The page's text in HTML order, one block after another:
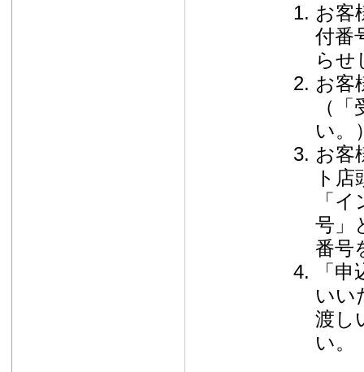
お客
付番
らせ
お客
（
い。
お客
ト
「
号」
番号
「
いい
渡し
い。